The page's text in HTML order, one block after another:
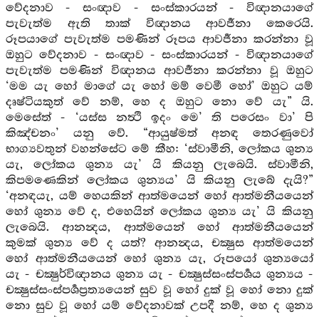
වේදනාව - සංඥාව - සංස්කාරයන් - විඥානයාගේ
පැවැත්ම ඇති තාක් විඥානය ආවර්‍ජනා කෙරෙයි.
රූපයාගේ පැවැත්ම පමණින් රූපය ආවර්‍ජනා කරන්නා වූ
ඔහුට වේදනාව - සංඥාව - සංස්කාරයන් - විඥානයාගේ
පැවැත්ම පමණින් විඥානය ආවර්‍ජනා කරන්නා වූ ඔහුට
‘මම යැ හෝ මාගේ යැ හෝ මම් වෙමී හෝ’ ඔහුට යම්
දෘෂ්ටියකුත් වේ නම්, හෙ ද ඔහුට නො වේ යැ” යි.
මෙසේත් - ‘යස්ස නත්‍ථි ඉදං මෙ’ ති පරෙසං වා’ පි
කිඤ්චනං’ යනු වේ. “ආයුෂ්මත් අනඳ තෙරණුවෝ
භාග්‍යවතුන් වහන්සේට මේ කීහ: ‘ස්වාමීනි, ලෝකය ශුන්‍ය
යැ, ලෝකය ශුන්‍ය යැ’ යි කියනු ලැබෙයි. ස්වාමීනි,
කිපමණෙකින් ලෝකය ශුන්‍යය’ යි කියනු ලැබේ දැයි?”
‘අනඳයැ, යම් හෙයකින් ආත්මයෙන් හෝ ආත්මනීයයෙන්
හෝ ශුන්‍ය වේ ද, එහෙයින් ලෝකය ශුන්‍ය යැ’ යි කියනු
ලැබෙයි. ආනන්‍දය, ආත්මයෙන් හෝ ආත්මනීයයෙන්
කුමක් ශුන්‍ය වේ ද යත්? ආනන්‍දය, චක්‍ෂුස ආත්මයෙන්
හෝ ආත්මනීයයෙන් හෝ ශුන්‍ය යැ, රූපයෝ ශුන්‍යයෝ
යැ - චක්‍ෂුර්විඥානය ශුන්‍ය යැ - චක්‍ෂුස්සංස්පර්‍ශය ශුන්‍යය -
චක්‍ෂුස්සංස්පර්‍ශප්‍රත්‍යයෙන් සුව වූ හෝ දුක් වූ හෝ නො දුක්
නො සුව වූ හෝ යම් වේදනාවක් උපදී නම්, හෙ ද ශුන්‍ය